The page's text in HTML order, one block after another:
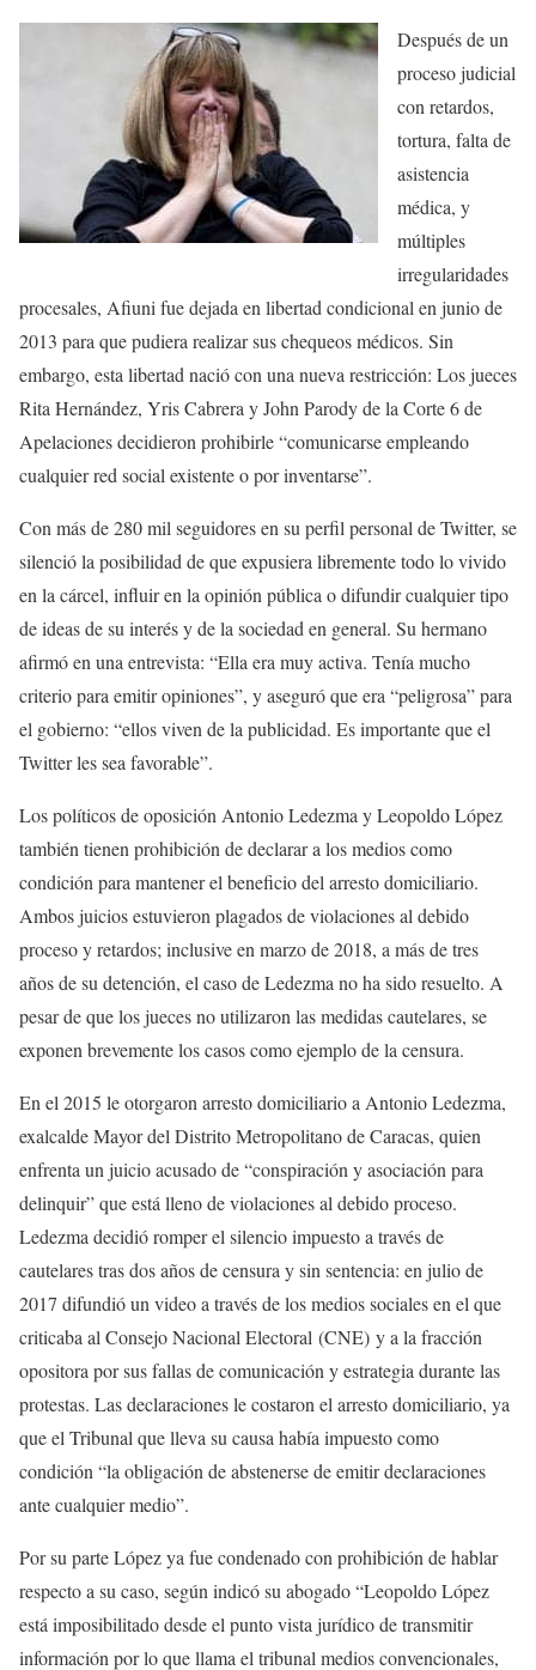
Después de un
proceso judicial
con retardos,
tortura, falta de
asistencia
médica, y
múltiples
irregularidades
procesales, Afiuni fue dejada en libertad condicional en junio de
2013 para que pudiera realizar sus chequeos médicos. Sin
embargo, esta libertad nació con una nueva restricción: Los jueces
Rita Hernández, Yris Cabrera y John Parody de la Corte 6 de
Apelaciones decidieron prohibirle “comunicarse empleando
cualquier red social existente o por inventarse”.
Con más de 280 mil seguidores en su perfil personal de Twitter, se
silenció la posibilidad de que expusiera libremente todo lo vivido
en la cárcel, influir en la opinión pública o difundir cualquier tipo
de ideas de su interés y de la sociedad en general. Su hermano
afirmó en una entrevista: “Ella era muy activa. Tenía mucho
criterio para emitir opiniones”, y aseguró que era “peligrosa” para
el gobierno: “ellos viven de la publicidad. Es importante que el
Twitter les sea favorable”.
Los políticos de oposición Antonio Ledezma y Leopoldo López
también tienen prohibición de declarar a los medios como
condición para mantener el beneficio del arresto domiciliario.
Ambos juicios estuvieron plagados de violaciones al debido
proceso y retardos; inclusive en marzo de 2018, a más de tres
años de su detención, el caso de Ledezma no ha sido resuelto. A
pesar de que los jueces no utilizaron las medidas cautelares, se
exponen brevemente los casos como ejemplo de la censura.
En el 2015 le otorgaron arresto domiciliario a Antonio Ledezma,
exalcalde Mayor del Distrito Metropolitano de Caracas, quien
enfrenta un juicio acusado de “conspiración y asociación para
delinquir” que está lleno de violaciones al debido proceso.
Ledezma decidió romper el silencio impuesto a través de
cautelares tras dos años de censura y sin sentencia: en julio de
2017 difundió un video a través de los medios sociales en el que
criticaba al Consejo Nacional Electoral (CNE) y a la fracción
opositora por sus fallas de comunicación y estrategia durante las
protestas. Las declaraciones le costaron el arresto domiciliario, ya
que el Tribunal que lleva su causa había impuesto como
condición “la obligación de abstenerse de emitir declaraciones
ante cualquier medio”.
Por su parte López ya fue condenado con prohibición de hablar
respecto a su caso, según indicó su abogado “Leopoldo López
está imposibilitado desde el punto vista jurídico de transmitir
información por lo que llama el tribunal medios convencionales,